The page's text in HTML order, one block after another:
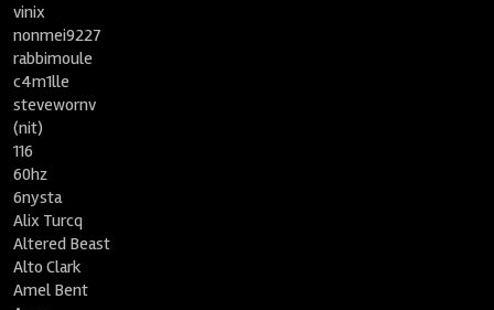
vinix
nonmei9227
rabbimoule
c4m1lle
stevewornv
(nit)
116
60hz
6nysta
Alix Turcq
Altered Beast
Alto Clark
Amel Bent